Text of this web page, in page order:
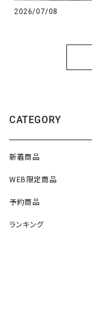
2026/07/08
CATEGORY
新着商品
WEB限定商品
予約商品
ランキング